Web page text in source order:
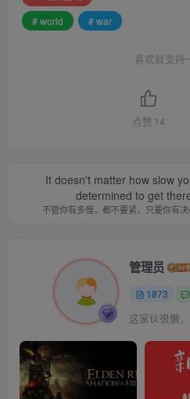
# world
# war
喜欢就支持
点赞 14
It doesn't matter how slow
determined to get
不管你有多慢，都不要紧，只要你有
管理员
1873
这家伙很懒